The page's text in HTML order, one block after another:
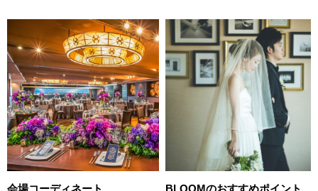
会場コーディネート
BLOOMのおすすめポイント